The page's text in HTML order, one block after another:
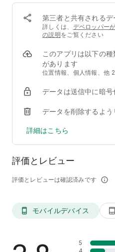
得な割引情報やイベントなどの
能に！
全国の中から自分たちのスキー
しのぴったしのスキー場を探し
▲現地での楽しみ
「チェックインで様々な機能が
使い方は簡単！
すると、様々な機能を使うこと
①GPSマップ機能
・スキー場内で自分の位置が簡
ー場でもまるでローカルのよう
②グループ機能
有がリアルタイムで進行します
これでぐれる心配がなくなり、
第三者と共有される
詳しくは、 デベロッパー
の説明 をご覧ください
このアプリは以下の
があります
位置情報、個人情報、他
データは送信中に暗号
データを削除するよ
詳細はこちら
評価とレビュー
評価とレビューは確認済みです info_outline
phone_android モバイルデバイス tablet_android
5